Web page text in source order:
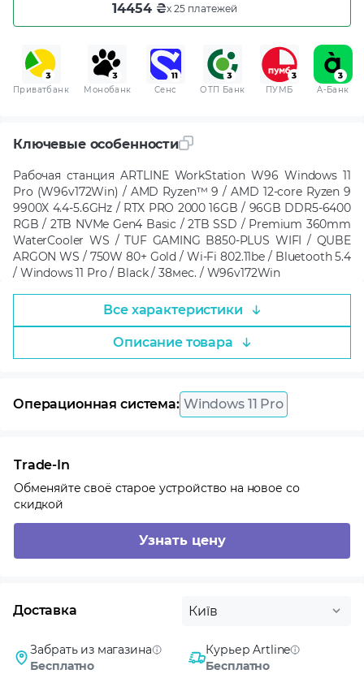
14454 ₴x 25 платежей
Приватбанк Монобанк Сенс ОТП Банк ПУМБ A-Банк
Ключевые особенности
Рабочая станция ARTLINE WorkStation W96 Windows 11
Pro (W96v172Win) / AMD Ryzen™ 9 / AMD 12-core Ryzen 9
9900X 4.4-5.6GHz / RTX PRO 2000 16GB / 96GB DDR5-6400
RGB / 2TB NVMe Gen4 Basic / 2TB SSD / Premium 360mm
WaterCooler WS / TUF GAMING B850-PLUS WIFI / QUBE
ARGON WS / 750W 80+ Gold / Wi-Fi 802.11be / Bluetooth 5.4
/ Windows 11 Pro / Black / 38мес. / W96v172Win
Все характеристики
Описание товара
Операционная система: Windows 11 Pro
Trade-In
Обменяйте своё старое устройство на новое со
скидкой
Узнать цену
Доставка Київ
Забрать из магазина
Бесплатно
Курьер Artline
Бесплатно